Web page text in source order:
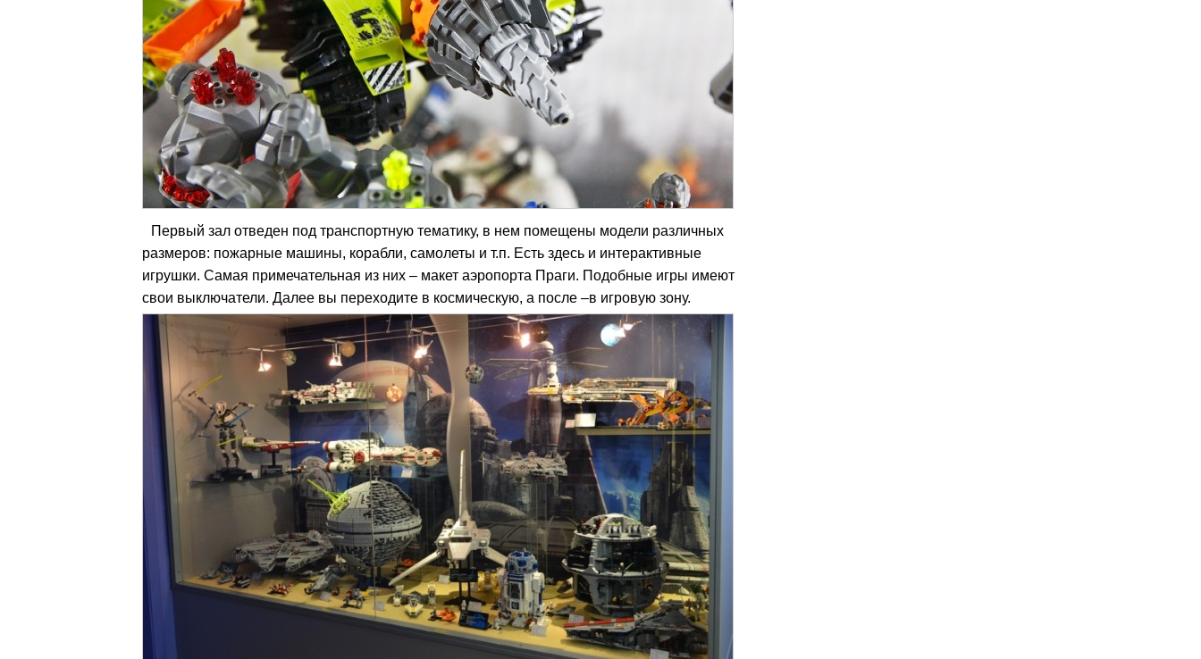
Первый зал отведен под транспортную тематику, в нем помещены модели различных
размеров: пожарные машины, корабли, самолеты и т.п. Есть здесь и интерактивные
игрушки. Самая примечательная из них – макет аэропорта Праги. Подобные игры имеют
свои выключатели. Далее вы переходите в космическую, а после –в игровую зону.